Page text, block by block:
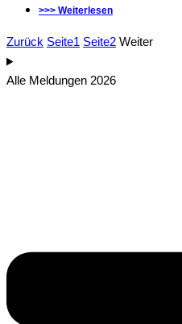
>>> Weiterlesen
Zurück Seite1 Seite2 Weiter
Alle Meldungen 2026